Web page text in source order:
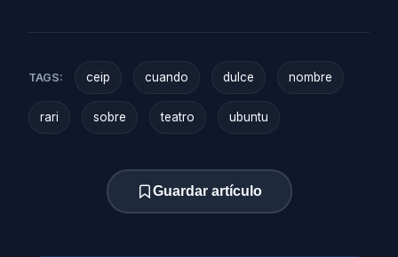
TAGS: ceip cuando dulce nombre
rari sobre teatro ubuntu
Guardar artículo